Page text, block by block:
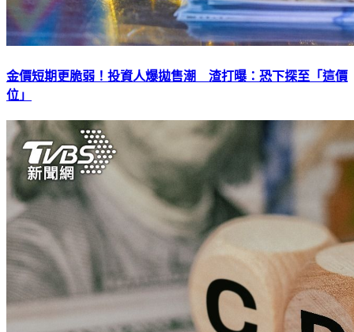
金價短期更脆弱！投資人爆拋售潮 渣打曝：恐下探至「這價
位」